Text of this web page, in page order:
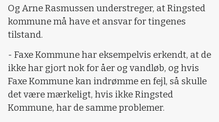
Og Arne Rasmussen understreger, at Ringsted
kommune må have et ansvar for tingenes
tilstand.
- Faxe Kommune har eksempelvis erkendt, at de
ikke har gjort nok for åer og vandløb, og hvis
Faxe Kommune kan indrømme en fejl, så skulle
det være mærkeligt, hvis ikke Ringsted
Kommune, har de samme problemer.